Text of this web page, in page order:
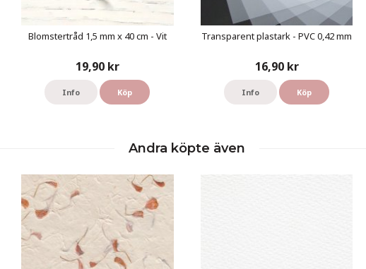
Blomstertråd 1,5 mm x 40 cm - Vit
19,90 kr
Info Köp
Transparent plastark - PVC 0,42 mm
16,90 kr
Info Köp
Andra köpte även